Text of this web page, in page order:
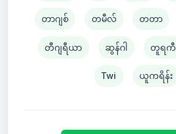
တာဂျစ် တမီလ် တတာ
တီဂျရီယာ ဆွန်ဂါ တူရကီ
Twi ယူကရိန်း